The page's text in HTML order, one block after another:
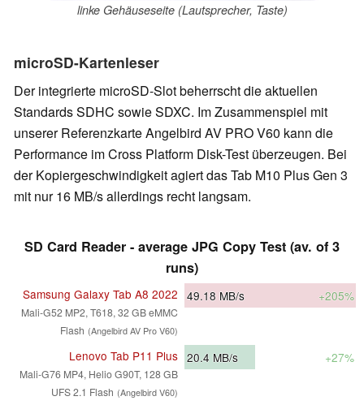
linke Gehäuseseite (Lautsprecher, Taste)
microSD-Kartenleser
Der integrierte microSD-Slot beherrscht die aktuellen
Standards SDHC sowie SDXC. Im Zusammenspiel mit
unserer Referenzkarte Angelbird AV PRO V60 kann die
Performance im Cross Platform Disk-Test überzeugen. Bei
der Kopiergeschwindigkeit agiert das Tab M10 Plus Gen 3
mit nur 16 MB/s allerdings recht langsam.
SD Card Reader - average JPG Copy Test (av. of 3
runs)
Samsung Galaxy Tab A8 2022
Mali-G52 MP2, T618, 32 GB eMMC
Flash (Angelbird AV Pro V60)
49.18 MB/s +205%
Lenovo Tab P11 Plus
Mali-G76 MP4, Helio G90T, 128 GB
UFS 2.1 Flash (Angelbird V60)
20.4 MB/s +27%